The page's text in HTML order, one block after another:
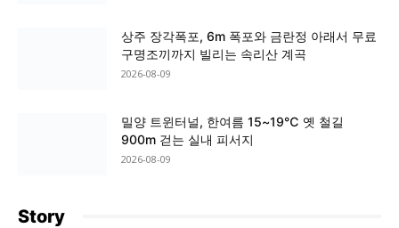
상주 장각폭포, 6m 폭포와 금란정 아래서 무료
구명조끼까지 빌리는 속리산 계곡
2026-08-09
밀양 트윈터널, 한여름 15~19℃ 옛 철길
900m 걷는 실내 피서지
2026-08-09
Story